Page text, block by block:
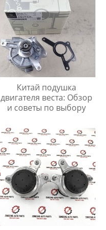
Китай подушка
двигателя веста: Обзор
и советы по выбору